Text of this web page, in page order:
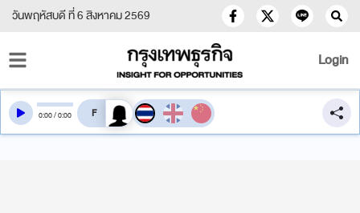
วันพฤหัสบดี ที่ 6 สิงหาคม 2569
Login
0:00/0:00 สลับเสียงอ่าน